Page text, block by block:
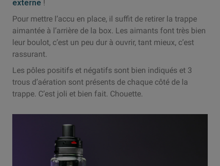
externe !
Pour mettre l’accu en place, il suffit de retirer la trappe
aimantée à l’arrière de la box. Les aimants font très bien
leur boulot, c’est un peu dur à ouvrir, tant mieux, c’est
rassurant.
Les pôles positifs et négatifs sont bien indiqués et 3
trous d’aération sont présents de chaque côté de la
trappe. C’est joli et bien fait. Chouette.